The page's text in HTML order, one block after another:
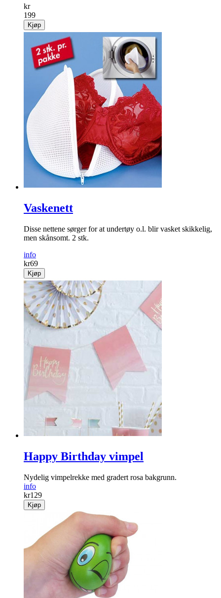
kr
199
Kjøp
Vaskenett
Disse nettene sørger for at undertøy o.l. blir vasket skikkelig,
men skånsomt. 2 stk.
info
kr69
Kjøp
Happy Birthday vimpel
Nydelig vimpelrekke med gradert rosa bakgrunn.
info
kr129
Kjøp